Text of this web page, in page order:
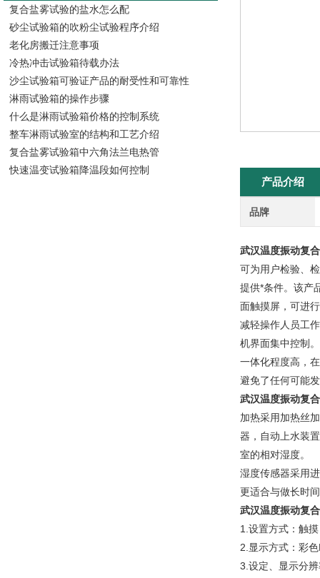
产品介绍
品牌
武汉温度振动复
可为用户检验、
提供*条件。该产
面触摸屏，可进
减轻操作人员工
机界面集中控制
一体化程度高，
避免了任何可能
武汉温度振动复
加热采用加热丝
器，自动上水装
室的相对湿度。
湿度传感器采用
更适合与做长时
武汉温度振动复
1.设置方式：触
2.显示方式：彩
3.设定、显示分
复合盐雾试验的盐水怎么配
砂尘试验箱的吹粉尘试验程序介绍
老化房搬迁注意事项
冷热冲击试验箱待载办法
沙尘试验箱可验证产品的耐受性和可靠性
淋雨试验箱的操作步骤
什么是淋雨试验箱价格的控制系统
整车淋雨试验室的结构和工艺介绍
复合盐雾试验箱中六角法兰电热管
快速温变试验箱降温段如何控制